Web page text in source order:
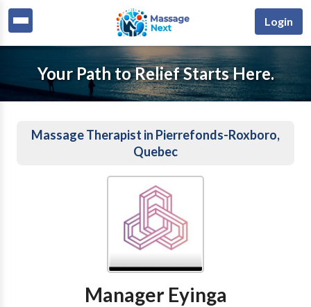
Login
Your Path to Relief Starts Here.
Massage Therapist in Pierrefonds-Roxboro,
Quebec
Manager Eyinga